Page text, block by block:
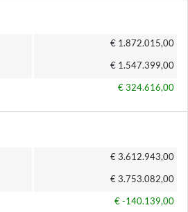
€ 1.872.015,00
€ 1.547.399,00
€ 324.616,00
€ 3.612.943,00
€ 3.753.082,00
€ -140.139,00